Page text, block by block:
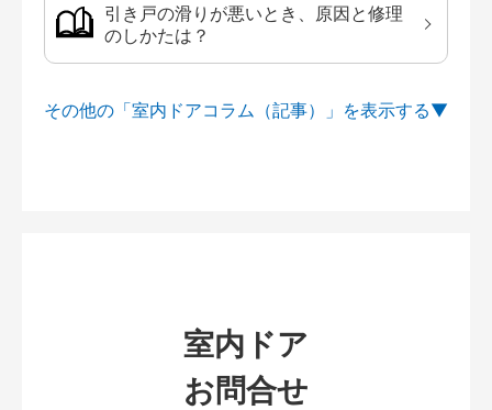
引き戸の滑りが悪いとき、原因と修理
のしかたは？
その他の「室内ドアコラム（記事）」を
室内ドア
お問合せ